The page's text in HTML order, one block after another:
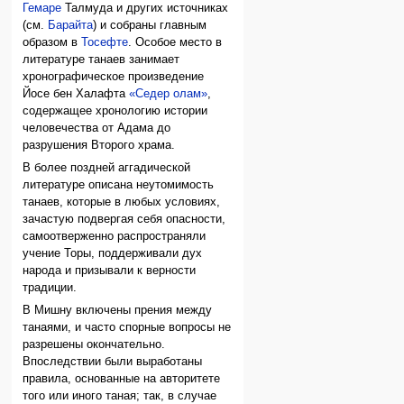
Гемаре Талмуда и других источниках
(см.
Барайта) и собраны главным
образом вТосефте . Особое место в
литературе танаев занимает
хронографическое произведение
Йосе бен Халафта«Седер олам»
содержащее хронологию истории
человечества от Адама до
разрушения Второго храма.
В более поздней аггадической
литературе описана неутомимость
танаев, которые в любых условиях,
зачастую подвергая себя опасности,
самоотверженно распространяли
учение Торы, поддерживали дух
народа и призывали к верности
традиции.
В Мишну включены прения между
танаями, и часто спорные вопросы не
разрешены окончательно.
Впоследствии были выработаны
правила, основанные на авторитете
того или иного таная; так, в случае